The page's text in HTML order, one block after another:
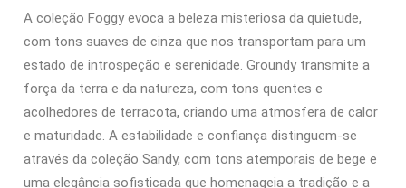
A coleção Foggy evoca a beleza misteriosa da quietude,
com tons suaves de cinza que nos transportam para um
estado de introspeção e serenidade. Groundy transmite a
força da terra e da natureza, com tons quentes e
acolhedores de terracota, criando uma atmosfera de calor
e maturidade. A estabilidade e confiança distinguem-se
através da coleção Sandy, com tons atemporais de bege e
uma elegância sofisticada que homenageia a tradição e a